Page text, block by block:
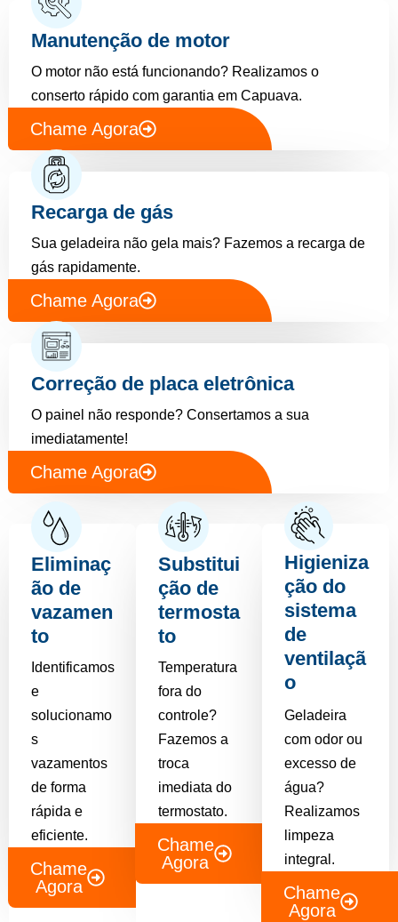
Manutenção de motor
O motor não está funcionando? Realizamos o
conserto rápido com garantia em Capuava.
Chame Agora
Recarga de gás
Sua geladeira não gela mais? Fazemos a recarga de
gás rapidamente.
Chame Agora
Correção de placa eletrônica
O painel não responde? Consertamos a sua
imediatamente!
Chame Agora
Eliminaç
ão de
vazamen
to
Identificamos
e
solucionamo
s
vazamentos
de forma
rápida e
eficiente.
Chame
Agora
Substitui
ção de
termosta
to
Temperatura
fora do
controle?
Fazemos a
troca
imediata do
termostato.
Chame
Agora
Higieniza
ção do
sistema
de
ventilaçã
o
Geladeira
com odor ou
excesso de
água?
Realizamos
limpeza
integral.
Chame
Agora